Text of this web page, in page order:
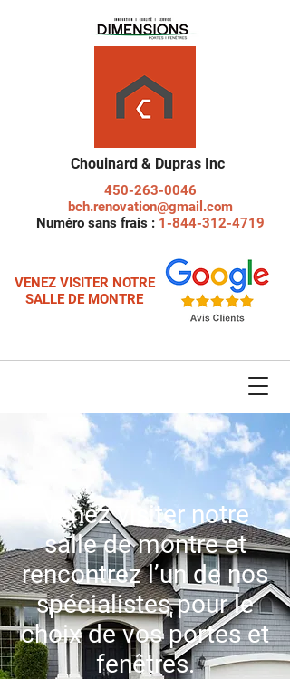
Chouinard & Dupras Inc
450-263-0046
bch.renovation@gmail.com
Numéro sans frais : 1-844-312-4719
VENEZ VISITER NOTRE
SALLE DE MONTRE
Venez visiter notre
salle de montre et
rencontrez l’un de nos
spécialistes pour le
choix de vos portes et
fenêtres.